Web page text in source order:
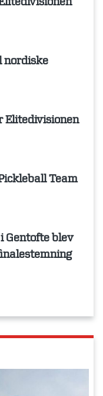
nordiske
Elitedivisionen
Team
Gentofte blev